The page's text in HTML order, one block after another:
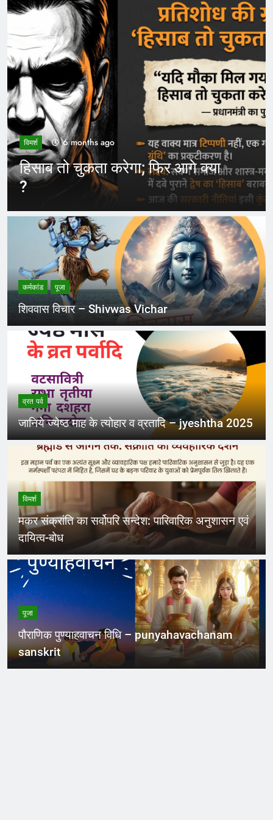
क्या
विमर्श 6 months ago
भगवा का नीलान्तरण हो गया और
ही नहीं चला
कर्मकांड पूजा
शिववास विचार – Shivwas Vichar
व्रत पर्व
जानिये ज्येष्ठ माह के त्योहार व व्रतादि – jyeshtha 2025
विमर्श
मकर संक्रांति का सर्वोपरि सन्देश: पारिवारिक अनुशासन एवं
दायित्व-बोध
पूजा
पौराणिक पुण्याहवाचन विधि – punyahavachanam
sanskrit